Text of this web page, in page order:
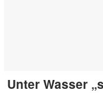
Unter Wasser